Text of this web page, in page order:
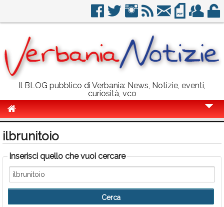
Il BLOG pubblico di Verbania: News, Notizie, eventi,
curiosità, vco
Politica
Sport
Eventi
Info Utili
ilbrunitoio
Inserisci quello che vuoi cercare